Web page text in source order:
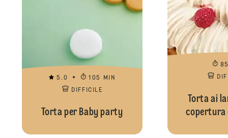
5.0
105 MIN
DIFFICILE
Torta per Baby party
Torta ai
copertura